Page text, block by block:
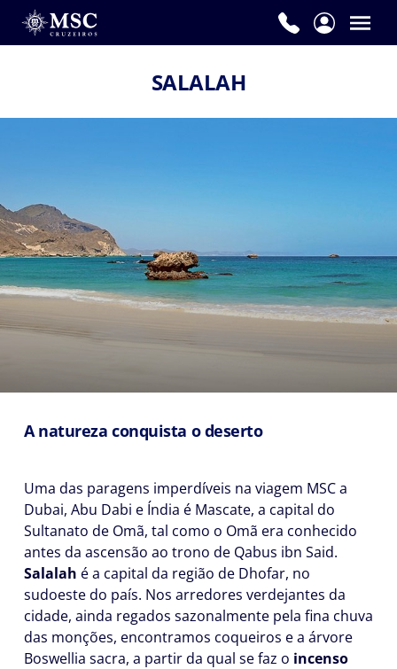
SALALAH
A natureza conquista o deserto
Uma das paragens imperdíveis na viagem MSC a
Dubai, Abu Dabi e Índia é Mascate, a capital do
Sultanato de Omã, tal como o Omã era conhecido
antes da ascensão ao trono de Qabus ibn Said.
Salalah é a capital da região de Dhofar, no
sudoeste do país. Nos arredores verdejantes da
cidade, ainda regados sazonalmente pela fina chuva
das monções, encontramos coqueiros e a árvore
Boswellia sacra, a partir da qual se faz o incenso